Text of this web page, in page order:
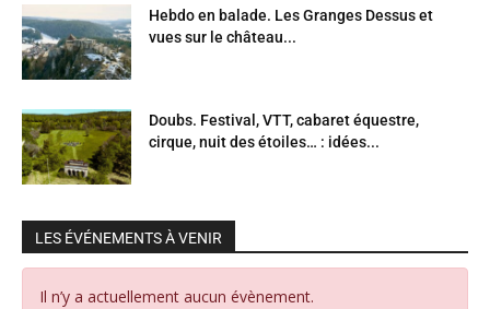
Hebdo en balade. Les Granges Dessus et
vues sur le château...
Doubs. Festival, VTT, cabaret équestre,
cirque, nuit des étoiles… : idées...
LES ÉVÉNEMENTS À VENIR
Il n’y a actuellement aucun évènement.